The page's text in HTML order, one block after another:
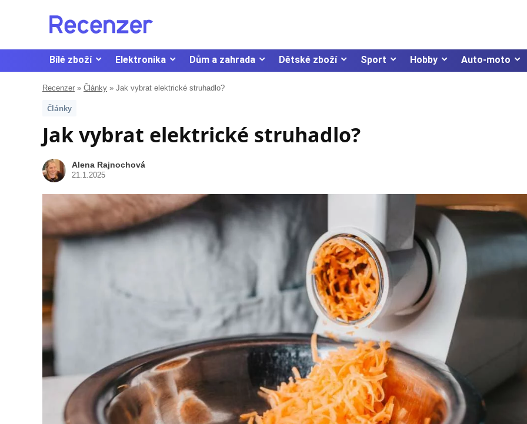
Bílé zboží Elektronika Dům a zahrada Dětské zboží Sport Hobby Auto-moto
Recenzer » Články » Jak vybrat elektrické struhadlo?
Články
Jak vybrat elektrické struhadlo?
Alena Rajnochová
21.1.2025